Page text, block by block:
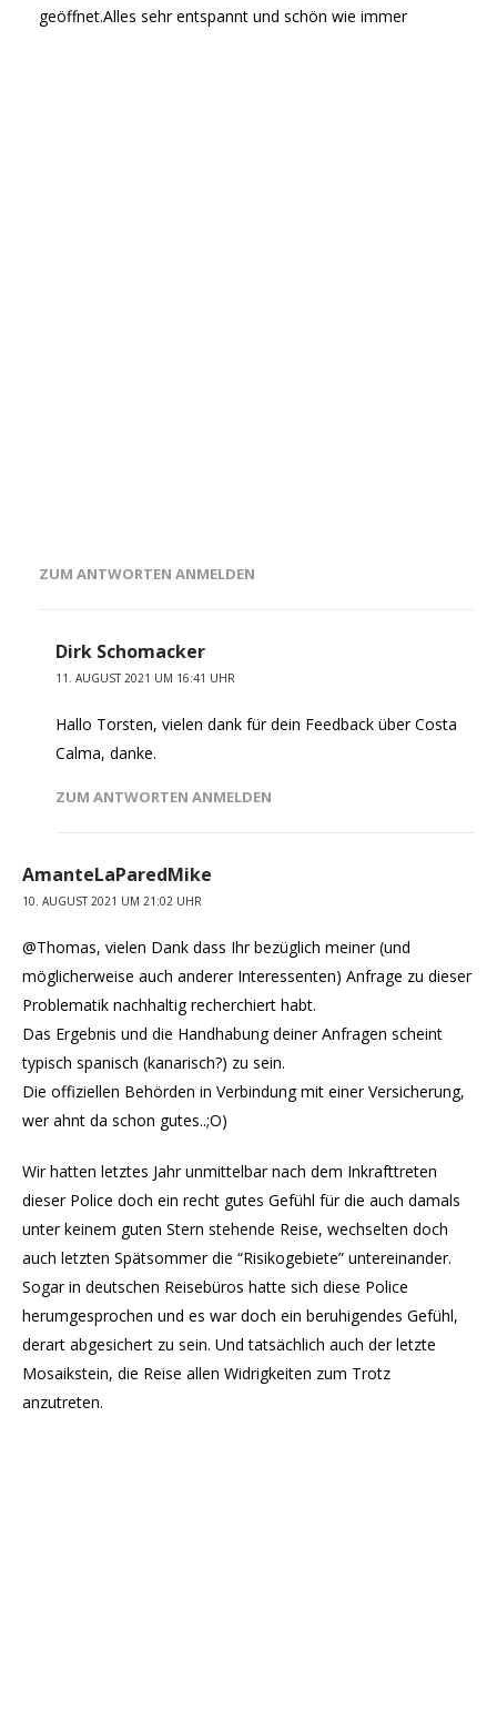
geöffnet.Alles sehr entspannt und schön wie immer
ZUM ANTWORTEN ANMELDEN
Dirk Schomacker
11. AUGUST 2021 UM 16:41 UHR
Hallo Torsten, vielen dank für dein Feedback über Costa
Calma, danke.
ZUM ANTWORTEN ANMELDEN
AmanteLaParedMike
10. AUGUST 2021 UM 21:02 UHR
@Thomas, vielen Dank dass Ihr bezüglich meiner (und
möglicherweise auch anderer Interessenten) Anfrage zu dieser
Problematik nachhaltig recherchiert habt.
Das Ergebnis und die Handhabung deiner Anfragen scheint
typisch spanisch (kanarisch?) zu sein.
Die offiziellen Behörden in Verbindung mit einer Versicherung,
wer ahnt da schon gutes..;O)
Wir hatten letztes Jahr unmittelbar nach dem Inkrafttreten
dieser Police doch ein recht gutes Gefühl für die auch damals
unter keinem guten Stern stehende Reise, wechselten doch
auch letzten Spätsommer die “Risikogebiete” untereinander.
Sogar in deutschen Reisebüros hatte sich diese Police
herumgesprochen und es war doch ein beruhigendes Gefühl,
derart abgesichert zu sein. Und tatsächlich auch der letzte
Mosaikstein, die Reise allen Widrigkeiten zum Trotz
anzutreten.